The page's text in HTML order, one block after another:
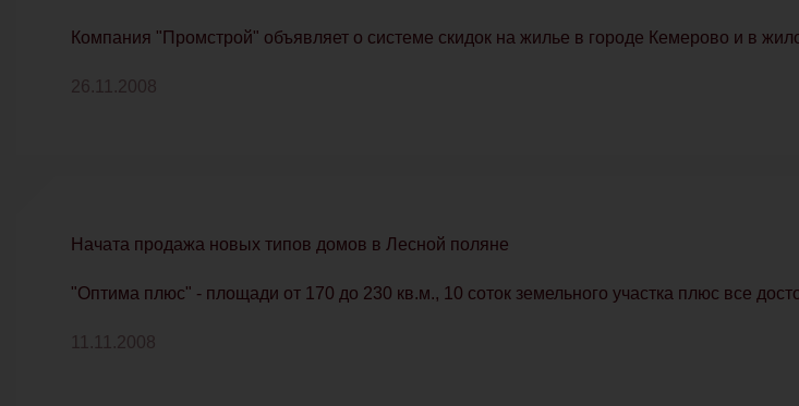
Компания "Промстрой" объявляет о системе скидок на жилье в городе Кемерово и в
26.11.2008
Начата продажа новых типов домов в Лесной поляне
"Оптима плюс" - площади от 170 до 230 кв.м., 10 соток земельного участка плюс все
11.11.2008